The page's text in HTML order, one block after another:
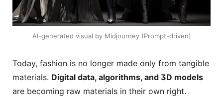
AI-generated visual by Midjourney (Prompt-driven)
Today, fashion is no longer made only from tangible
materials. Digital data, algorithms, and 3D models
are becoming raw materials in their own right.